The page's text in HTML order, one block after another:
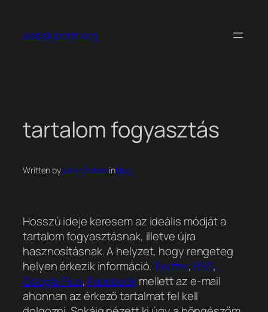
tartalomhoz
kobak pont org
tartalom fogyasztás
Written byKoren Balazsinblog
Hosszú ideje keresem az ideális módját a
tartalom fogyasztásnak, illetve újra
hasznosításnak. A helyzet, hogy rengeteg
helyen érkezik információ.Twitter, RSS,
Google Plus, Facebookmellett az e-mail
ahonnan az érkező tartalmat fel kell